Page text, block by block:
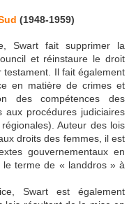
(1948-1959)
Swart fait supprimer la
et réinstaure le droit
Il fait également
en matière de crimes et
des compétences des
procédures judiciaires
Auteur des lois
droits des femmes, il est
gouvernementaux en
terme de « landdros » à
Swart est également